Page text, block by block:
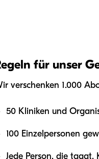
für unser
verschenken 1.000
50 Kliniken und
100 Einzelpersonen
Jede Person, die